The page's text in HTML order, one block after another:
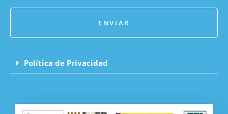
ENVIAR
Política de Privacidad